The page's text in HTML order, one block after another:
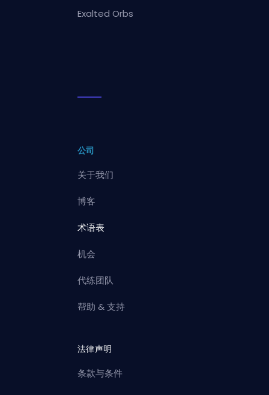
Exalted Orbs
公司
关于我们
博客
术语表
机会
代练团队
帮助 & 支持
法律声明
条款与条件